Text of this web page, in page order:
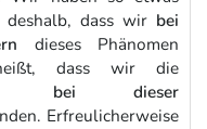
deshalb, dass wir bei
dieses Phänomen
dass wir die
bei dieser
Erfreulicherweise